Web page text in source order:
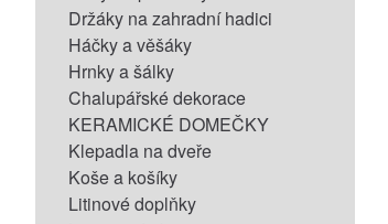
Držáky na zahradní hadici
Háčky a věšáky
Hrnky a šálky
Chalupářské dekorace
KERAMICKÉ DOMEČKY
Klepadla na dveře
Koše a košíky
Litinové doplňky